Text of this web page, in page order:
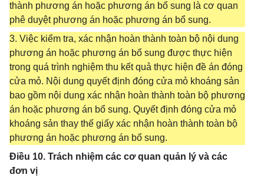
thành phương án hoặc phương án bổ sung là cơ quan
phê duyệt phương án hoặc phương án bổ sung.
3. Việc kiểm tra, xác nhận hoàn thành toàn bộ nội dung
phương án hoặc phương án bổ sung được thực hiện
trong quá trình nghiệm thu kết quả thực hiện đề án đóng
cửa mỏ. Nội dung quyết định đóng cửa mỏ khoáng sản
bao gồm nội dung xác nhận hoàn thành toàn bộ phương
án hoặc phương án bổ sung. Quyết định đóng cửa mỏ
khoáng sản thay thế giấy xác nhận hoàn thành toàn bộ
phương án hoặc phương án bổ sung.
Điều 10. Trách nhiệm các cơ quan quản lý và các
đơn vị